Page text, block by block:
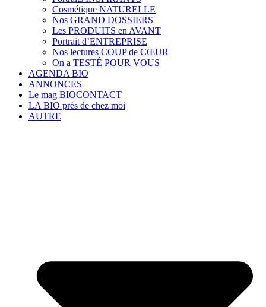
Cosmétique NATURELLE
Nos GRAND DOSSIERS
Les PRODUITS en AVANT
Portrait d’ENTREPRISE
Nos lectures COUP de CŒUR
On a TESTÉ POUR VOUS
AGENDA BIO
ANNONCES
Le mag BIOCONTACT
LA BIO près de chez moi
AUTRE